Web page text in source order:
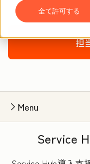
全て許可する
担
Menu
Service